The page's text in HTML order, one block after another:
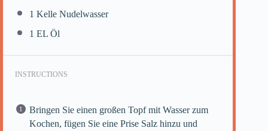
1 Kelle Nudelwasser
1 EL Öl
INSTRUCTIONS
Bringen Sie einen großen Topf mit Wasser zum
Kochen, fügen Sie eine Prise Salz hinzu und